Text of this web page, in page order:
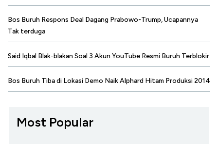
Bos Buruh Respons Deal Dagang Prabowo-Trump, Ucapannya
Tak terduga
Said Iqbal Blak-blakan Soal 3 Akun YouTube Resmi Buruh Terblokir
Bos Buruh Tiba di Lokasi Demo Naik Alphard Hitam Produksi 2014
Most Popular